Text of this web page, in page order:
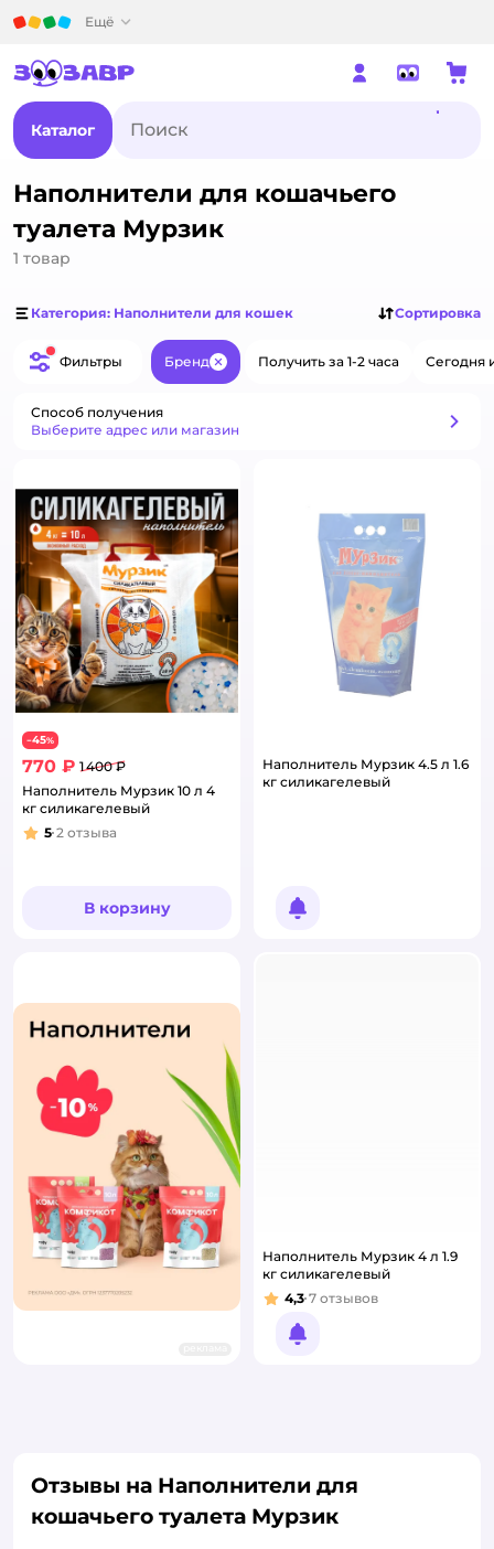
Ещё
Каталог
Наполнители для кошачьего
туалета Мурзик
1 товар
Категория: Наполнители для кошек Сортировка
Фильтры Бренд ЗакрытьПолучить за 1-2 часа Сегодня
Способ получения
Выберите адрес или магазин
−45%
770 ₽ 1 400 ₽
Наполнитель Мурзик 10 л 4
кг силикагелевый
Рейтинг:
5 2 отзыва
В корзину
Наполнитель Мурзик 4.5 л 1.6
кг силикагелевый
Уведомить о появлении
Наполнитель Мурзик 4 л 1.9
кг силикагелевый
Рейтинг:
4,3 7 отзывов
Уведомить о появлении
Отзывы на Наполнители для
кошачьего туалета Мурзик